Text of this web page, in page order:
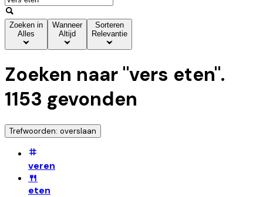
Zoeken in
Alles
Wanneer
Altijd
Sorteren
Relevantie
Zoeken naar "vers eten".
1153 gevonden
Trefwoorden: overslaan
veren
🍴
eten